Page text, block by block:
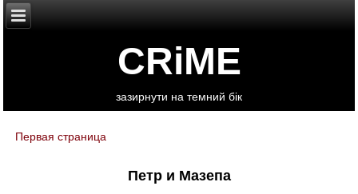
CRiME
зазирнути на темний бік
You are here
Первая страница
Петр и Мазепа